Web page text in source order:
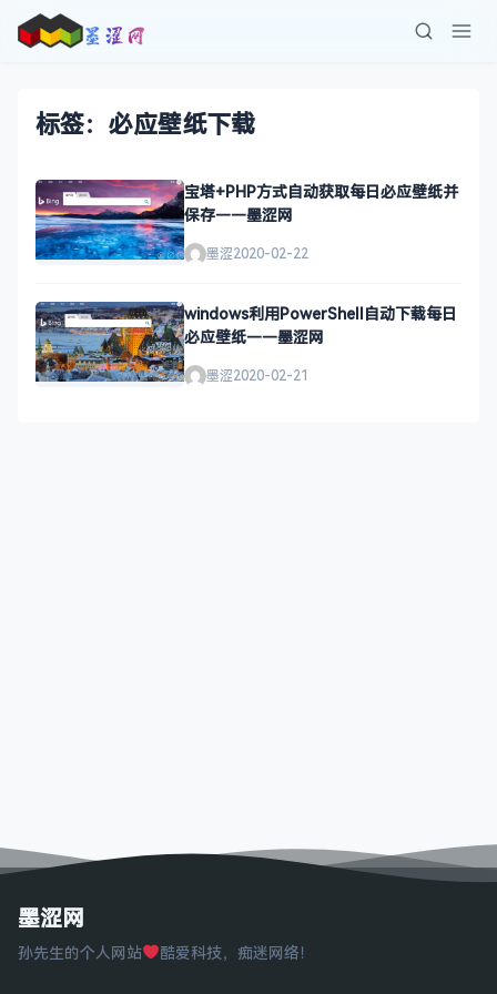
标签：必应壁纸下载
宝塔+PHP方式自动获取每日必应壁纸并
保存——墨涩网
墨涩2020-02-22
windows利用PowerShell自动下载每日
必应壁纸——墨涩网
墨涩2020-02-21
墨涩网
孙先生的个人网站 酷爱科技，痴迷网络！